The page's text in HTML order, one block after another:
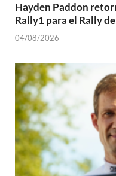
Hayden Paddon
Rally1 para el Rally
04/08/2026